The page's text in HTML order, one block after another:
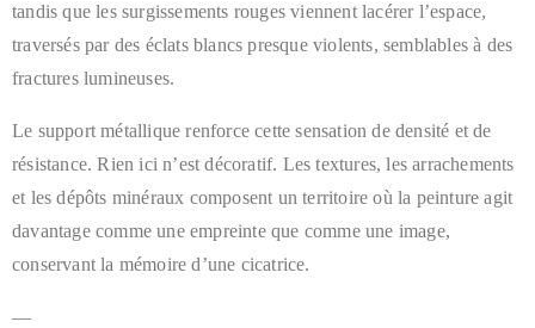
tandis que les surgissements rouges viennent lacérer l’espace,
traversés par des éclats blancs presque violents, semblables à des
fractures lumineuses.
Le support métallique renforce cette sensation de densité et de
résistance. Rien ici n’est décoratif. Les textures, les arrachements
et les dépôts minéraux composent un territoire où la peinture agit
davantage comme une empreinte que comme une image,
conservant la mémoire d’une cicatrice.
—